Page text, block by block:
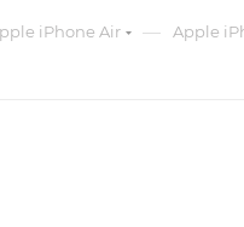
iPhone Air — Apple